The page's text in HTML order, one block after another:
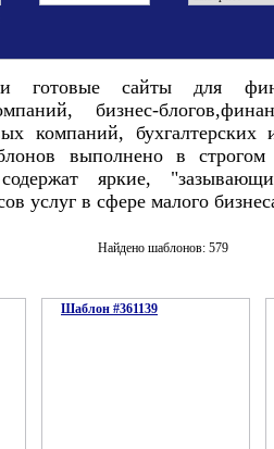
готовые сайты для
бизнес-
компаний, бухгалтерских
выполнено в строгом
яркие,
услуг в сфере малого
Найдено шаблонов: 579
Шаблон #361139